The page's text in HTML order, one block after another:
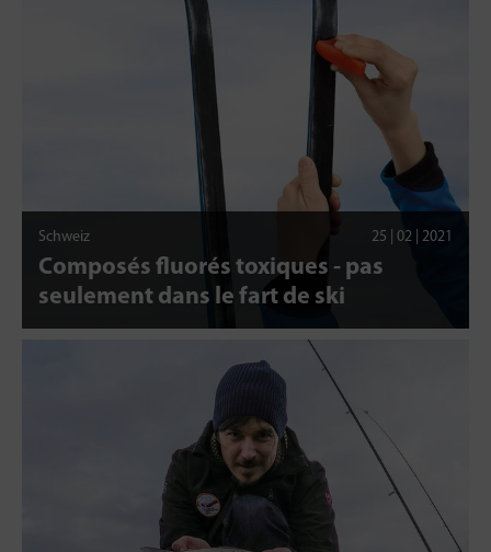
Schweiz 25 | 02 | 2021
Composés fluorés toxiques - pas
seulement dans le fart de ski